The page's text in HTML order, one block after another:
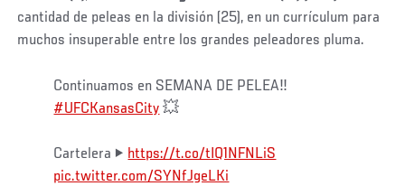
cantidad de peleas en la división (25), en un currículum para
muchos insuperable entre los grandes peleadores pluma.
Continuamos en SEMANA DE PELEA‼️
#UFCKansasCity 💥
Cartelera ▶️ https://t.co/tIQ1NFNLiS
pic.twitter.com/SYNfJgeLKi